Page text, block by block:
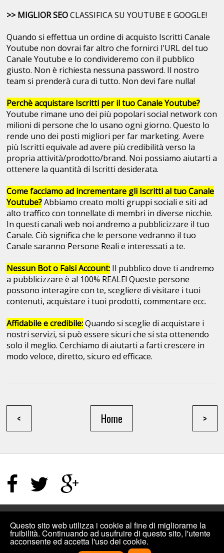
>> MIGLIOR SEOCLASSIFICA SU YOUTUBE E GOOGLE!
Quando si effettua un ordine di acquisto Iscritti Canale
Youtube non dovrai far altro che fornirci l'URL del tuo
Canale Youtube e lo condivideremo con il pubblico
giusto. Non è richiesta nessuna password. Il nostro
team si prenderà cura di tutto. Non devi fare nulla!
Perchè acquistare Iscritti per il tuo Canale Youtube?
Youtube rimane uno dei più popolari social network con
milioni di persone che lo usano ogni giorno. Questo lo
rende uno dei posti migliori per far marketing. Avere
più Iscritti equivale ad avere più credibilità verso la
propria attività/prodotto/brand. Noi possiamo aiutarti a
ottenere la quantità di Iscritti desiderata.
Come facciamo ad incrementare gli Iscritti al tuo Canale
Youtube?Abbiamo creato molti gruppi sociali e siti ad
alto traffico con tonnellate di membri in diverse nicchie.
In questi canali web noi andremo a pubblicizzare il tuo
Canale. Ciò significa che le persone vedranno il tuo
Canale saranno Persone Reali e interessati a te.
Nessun Bot o Falsi Account: Il pubblico dove ti andremo
a pubblicizzare è al 100% REALE! Queste persone
possono interagire con te, scegliere di visitare i tuoi
contenuti, acquistare i tuoi prodotti, commentare ecc.
Affidabile e credibile:Quando si sceglie di acquistare i
nostri servizi, si può essere sicuri che si sta ottenendo
solo il meglio. Cerchiamo di aiutarti a farti crescere in
modo veloce, diretto, sicuro ed efficace.
< >
Home
©2019INCREMENTIPLUS: COMPRARE MI PIACE FACEBOOK, VISUALIZZAZIONI
YOUTUBE E ALTRO PER I SOCIAL.DESIGNED BY INCREMENTIPLUS
Questo sito web utilizza i cookie al fine di migliorarne la
fruibilità. Continuando ad usufruire di questo sito, l'utente
acconsente ed accetta l'uso dei cookie.